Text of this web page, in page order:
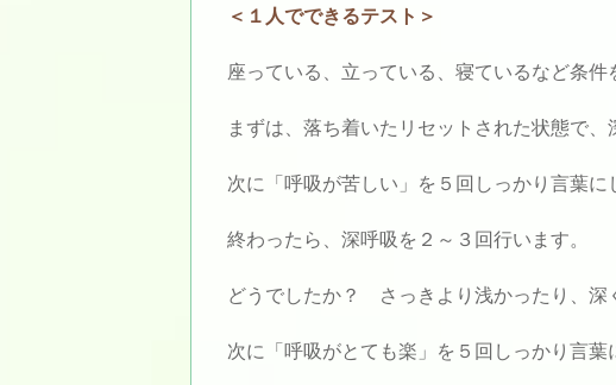
＜１人でできるテスト＞
座っている、立っている、寝ているなど条件
まずは、落ち着いたリセットされた状態で、
次に「呼吸が苦しい」を５回しっかり言葉に
終わったら、深呼吸を２～３回行います。
どうでしたか？ さっきより浅かったり、深
次に「呼吸がとても楽」を５回しっかり言葉